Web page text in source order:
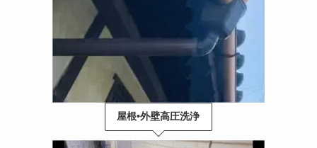
屋根•外壁高圧洗浄